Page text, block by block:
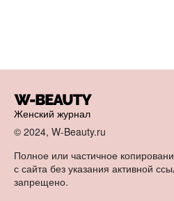
Женский журнал
© 2024, W-Beauty.ru
Полное или частичное
с сайта без указания активной
запрещено.